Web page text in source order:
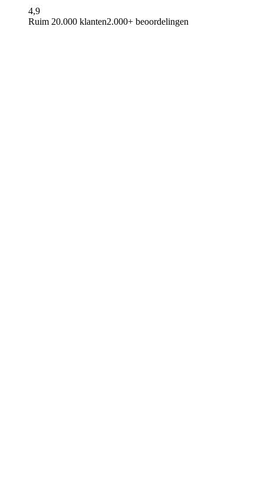
4,9
Ruim 20.000 klanten2.000+ beoordelingen